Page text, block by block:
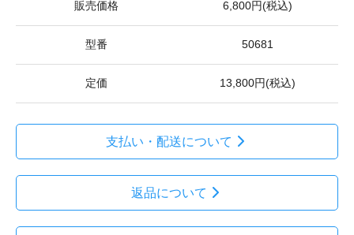
販売価格 6,800円(税込)
型番 50681
定価 13,800円(税込)
支払い・配送について
返品について